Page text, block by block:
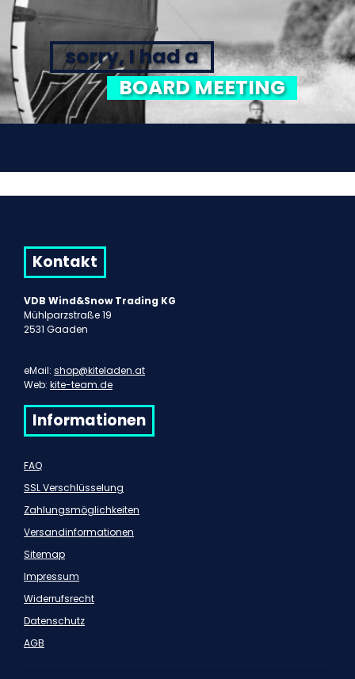
sorry, I had a
BOARD MEETING
Kontakt
VDB Wind&Snow Trading KG
Mühlparzstraße 19
2531 Gaaden
eMail: shop@kiteladen.at
Web: kite-team.de
Informationen
FAQ
SSL Verschlüsselung
Zahlungsmöglichkeiten
Versandinformationen
Sitemap
Impressum
Widerrufsrecht
Datenschutz
AGB